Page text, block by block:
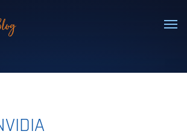
Megbízható SSL/TLS tanúsítványok